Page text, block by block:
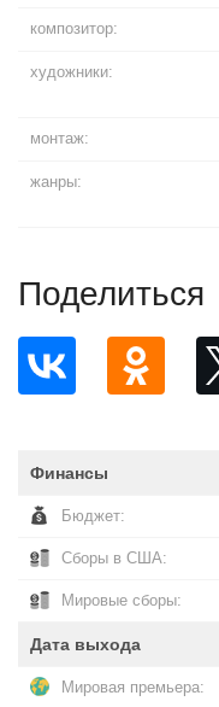
композитор:
художники:
монтаж:
жанры:
Поделиться
Финансы
Бюджет:
Сборы в США:
Мировые сборы:
Дата выхода
Мировая премьера: